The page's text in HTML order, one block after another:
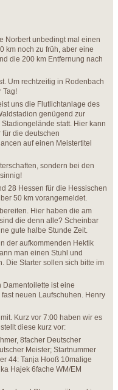
Norbert unbedingt mal einen
km noch zu früh, aber eine
die 200 km Entfernung nach
Um rechtzeitig in Rodenbach
Tag!
uns die Flutlichtanlage des
genügend zur
statt. Hier kann
die deutschen
auf einen Meistertitel
sondern bei den
28 Hessen für die Hessischen
50 km vorangemeldet.
Hier haben die am
die denn alle? Scheinbar
gute halbe Stunde Zeit.
der aufkommenden Hektik
man einen Stuhl und
Die Starter sollen sich bitte im
Damentoilette ist eine
neuen Laufschuhen. Henry
Kurz vor 7:00 haben wir es
diese kurz vor:
8facher Deutscher
Meister; Startnummer
44: Tanja Hooß 10malige
Hajek 6fache WM/EM